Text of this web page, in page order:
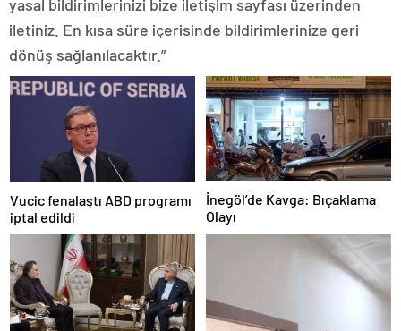
yasal bildirimlerinizi bize iletişim sayfası üzerinden
iletiniz. En kısa süre içerisinde bildirimlerinize geri
dönüş sağlanılacaktır.”
Vucic fenalaştı ABD programı
iptal edildi
İnegöl’de Kavga: Bıçaklama
Olayı